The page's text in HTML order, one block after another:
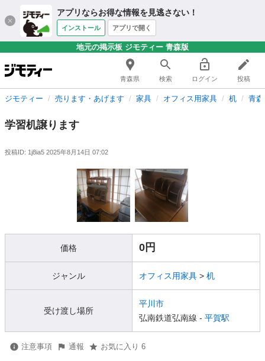
アプリならお得な情報を見逃さない！
インストール アプリで開く
地元の掲示板 ジモティー 青森版
青森県 検索 ログイン 投稿
ジモティー 売ります・あげます 家具 オフィス用家具 机 青
学習机譲ります
投稿ID: 1j8ia5 2025年8月14日 07:02
価格 0円
ジャンル オフィス用家具 > 机
受け渡し場所
平川市
弘南鉄道弘南線 - 平賀駅
注意事項 通報 お気に入り 6